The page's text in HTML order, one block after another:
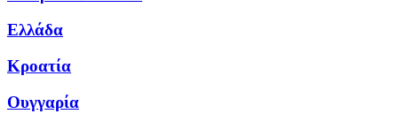
Ελλάδα
Κροατία
Ουγγαρία